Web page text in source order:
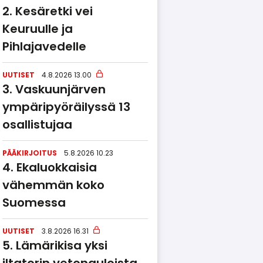
Kesäretki vei
Keuruulle ja
Pihlajavedelle
UUTISET 4.8.2026 13.00
Vaskuunjärven
ympäripyöräilyssä 13
osallistujaa
PÄÄKIRJOITUS 5.8.2026 10.23
Ekaluokkaisia
vähemmän koko
Suomessa
UUTISET 3.8.2026 16.31
Lämärikisa yksi